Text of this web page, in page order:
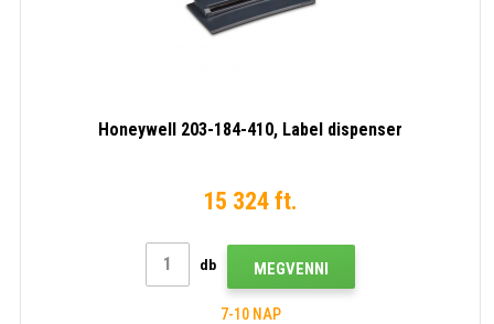
Honeywell 203-184-410, Label dispenser
15 324 ft.
db MEGVENNI
7-10 NAP